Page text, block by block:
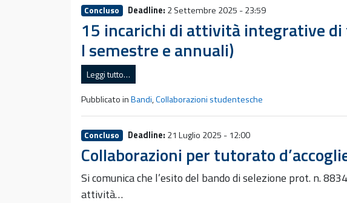
Concluso Deadline: 2 Settembre 2025 - 23:59
15 incarichi di attività integrative di
I semestre e annuali)
Leggi tutto…
Pubblicato inBandi,Collaborazioni studentesche
Concluso Deadline: 21 Luglio 2025 - 12:00
Collaborazioni per tutorato
Si comunica che l’esito del bando di selezione prot. n.
attività…